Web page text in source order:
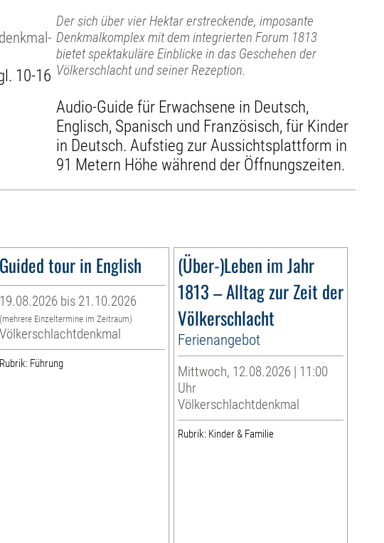
10-16
Der sich über vier Hektar erstreckende, imposante
Denkmalkomplex mit dem integrierten Forum 1813
bietet spektakuläre Einblicke in das Geschehen der
Völkerschlacht und seiner Rezeption.
Audio-Guide für Erwachsene in Deutsch,
Englisch, Spanisch und Französisch, für Kinder
in Deutsch. Aufstieg zur Aussichtsplattform in
91 Metern Höhe während der Öffnungszeiten.
Guided tour in English
19.08.2026 bis 21.10.2026
(mehrere Einzeltermine im Zeitraum)
Völkerschlachtdenkmal
Rubrik: Führung
(Über-)Leben im Jahr
1813 – Alltag zur Zeit der
Völkerschlacht
Ferienangebot
Mittwoch, 12.08.2026 | 11:00
Uhr
Völkerschlachtdenkmal
Rubrik: Kinder & Familie